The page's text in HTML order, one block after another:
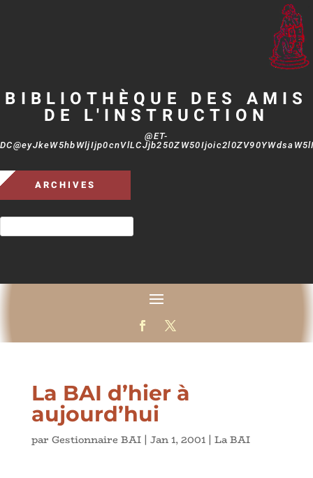
BIBLIOTHÈQUE DES AMIS
DE L'INSTRUCTION
@ET-
ARCHIVES
La BAI d’hier à
aujourd’hui
par Gestionnaire BAI| Jan 1, 2001| La BAI